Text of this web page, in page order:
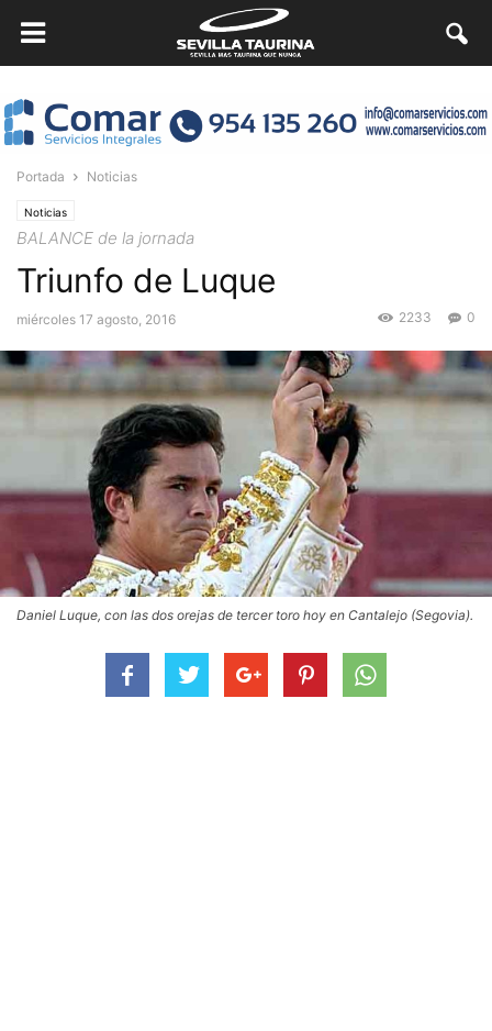
Portada Noticias
Noticias
BALANCE de la jornada
Triunfo de Luque
miércoles 17 agosto, 2016 0
2233
Daniel Luque, con las dos orejas de tercer toro hoy en Cantalejo (Segovia).